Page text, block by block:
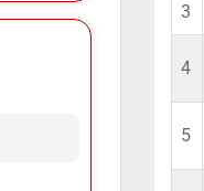
3
4
5